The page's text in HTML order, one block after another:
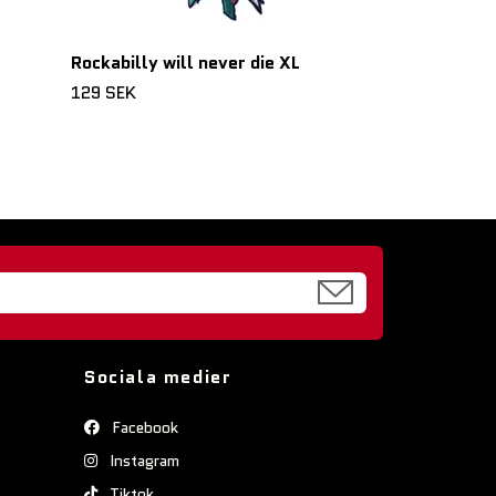
Rockabilly will never die XL
129 SEK
Sociala medier
Facebook
Instagram